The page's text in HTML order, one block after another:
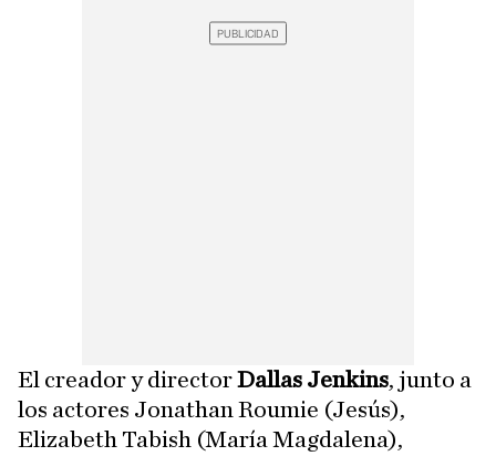
El creador y directorDallas Jenkins, junto a
los actores Jonathan Roumie (Jesús),
Elizabeth Tabish (María Magdalena),